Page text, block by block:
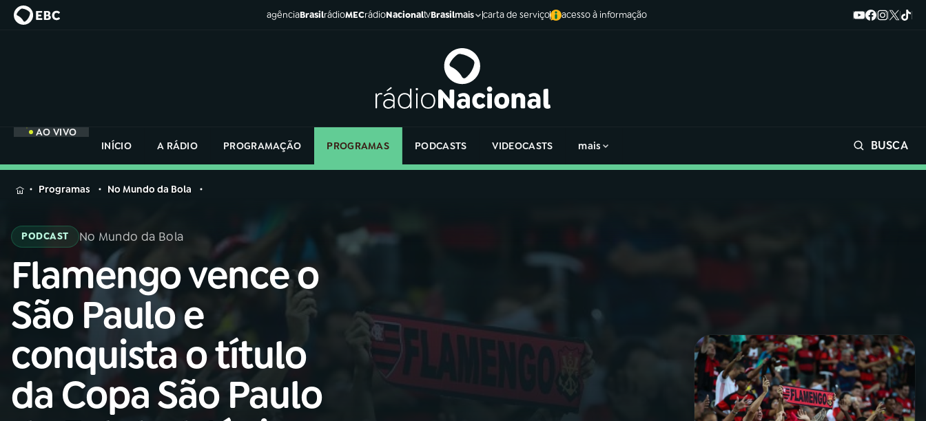
agênciaBrasilrádioMECrádioNacionaltvBrasilmais carta de serviço acesso à informação
AO VIVO
INÍCIO
A RÁDIO PROGRAMAÇÃO PROGRAMAS PODCASTS VIDEOCASTS mais BUSCA
MENU
Buscar
na
Rádio
Nacional
Buscar
AO VIVO
01 INÍCIO
02 A RÁDIO
na
Rádio
Programas No Mundo da Bola
PODCAST No Mundo da Bola
Flamengo vence o
São Paulo e
conquista o título
da Copa São Paulo